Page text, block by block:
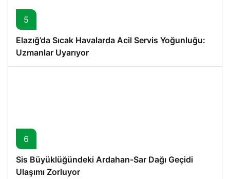
5
Elazığ’da Sıcak Havalarda Acil Servis Yoğunluğu:
Uzmanlar Uyarıyor
6
Sis Büyüklüğündeki Ardahan-Sar Dağı Geçidi
Ulaşımı Zorluyor